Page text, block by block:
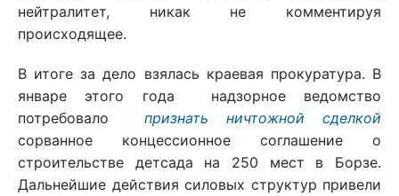
нейтралитет, никак не комментируя
происходящее.
В итоге за дело взялась краевая прокуратура. В
январе этого года надзорное ведомство
потребовало признать ничтожной сделкой
сорванное концессионное соглашение о
строительстве детсада на 250 мест в Борзе.
Дальнейшие действия силовых структур привели